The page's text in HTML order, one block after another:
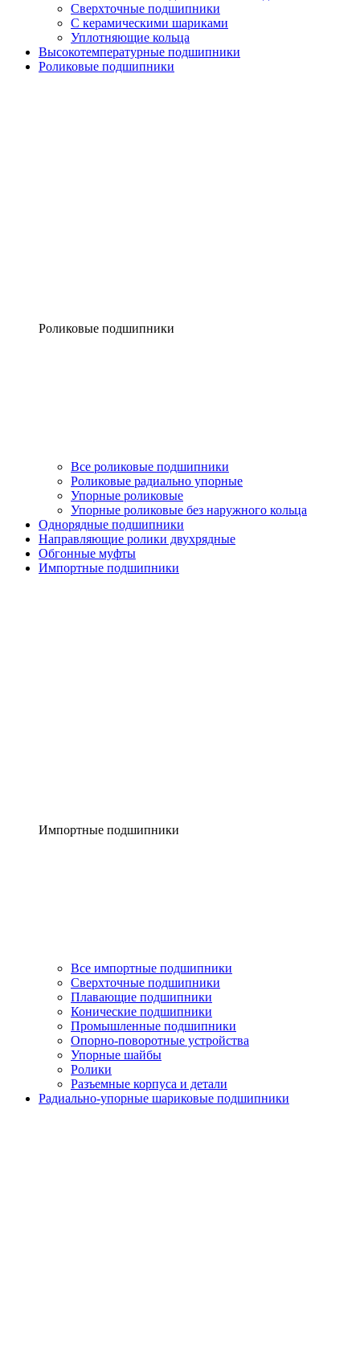
Сверхточные подшипники
С керамическими шариками
Уплотняющие кольца
Высокотемпературные подшипники
Роликовые подшипники
Роликовые подшипники
Все роликовые подшипники
Роликовые радиально упорные
Упорные роликовые
Упорные роликовые без наружного кольца
Однорядные подшипники
Направляющие ролики двухрядные
Обгонные муфты
Импортные подшипники
Импортные подшипники
Все импортные подшипники
Сверхточные подшипники
Плавающие подшипники
Конические подшипники
Промышленные подшипники
Опорно-поворотные устройства
Упорные шайбы
Ролики
Разъемные корпуса и детали
Радиально-упорные шариковые подшипники